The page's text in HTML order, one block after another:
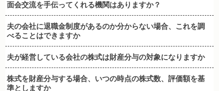
面会交流を手伝ってくれる機関はありますか？
夫の会社に退職金制度があるのか分からない場合、これを調
べることはできますか
夫が経営している会社の株式は財産分与の対象になりますか
株式を財産分与する場合、いつの時点の株式数、評価額を基
準としますか